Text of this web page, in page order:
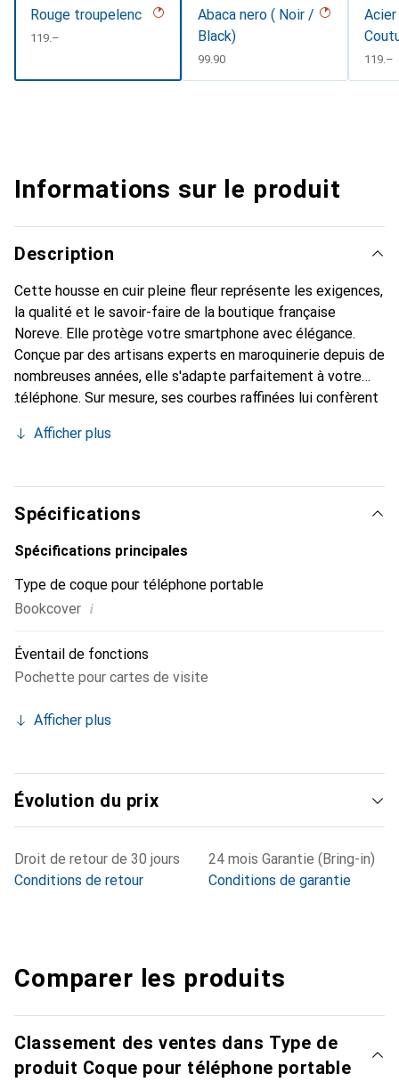
Rouge troupelenc
CHF
119.–
Abaca nero ( Noir /
Black)
CHF
99.90 CHF
119.–
Informations sur le produit
Description
Cette housse en cuir pleine fleur représente les exigences,
la qualité et le savoir-faire de la boutique française
Noreve. Elle protège votre smartphone avec élégance.
Conçue par des artisans experts en maroquinerie depuis de
nombreuses années, elle s'adapte parfaitement à votre
téléphone. Sur mesure, ses courbes raffinées lui confèrent
et indispensable pour votre smartphone. Reconnaissable à
marque Noreve est un choix sûr pour une clientèle
exigeante.
Afficher plus
Spécifications
Spécifications principales
Type de coque pour téléphone portable
Bookcover i
Éventail de fonctions
Pochette pour cartes de visite
Afficher plus
Évolution du prix
Droit de retour de 30 jours
Conditions de retour
24 mois Garantie (Bring-in)
Conditions de garantie
Comparer les produits
Classement des ventes dans Type de
produit Coque pour téléphone portable